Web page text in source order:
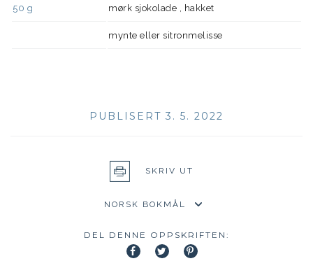
50 g mørk sjokolade , hakket
mynte eller sitronmelisse
PUBLISERT 3. 5. 2022
SKRIV UT
DEL DENNE OPPSKRIFTEN: